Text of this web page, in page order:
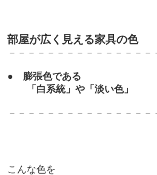
部屋が広く見える家具の色
－－－－－－－－－－－－－－－
● 膨張色である
「白系統」や「淡い色」
－－－－－－－－－－－－－－－
こんな色を